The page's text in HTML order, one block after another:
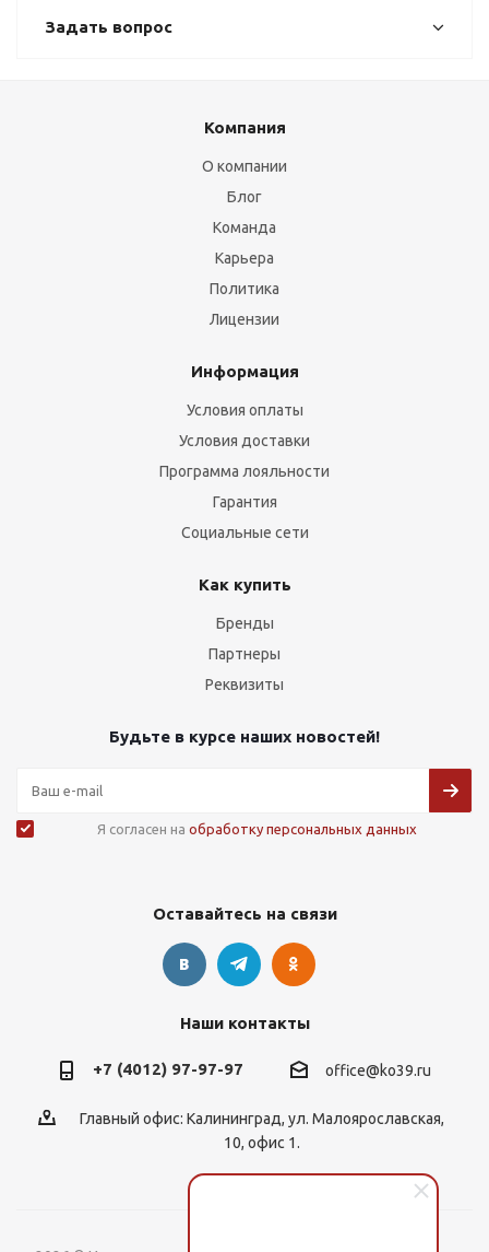
Задать вопрос
Компания
О компании
Блог
Команда
Карьера
Политика
Лицензии
Информация
Условия оплаты
Условия доставки
Программа лояльности
Гарантия
Социальные сети
Как купить
Бренды
Партнеры
Реквизиты
Будьте в курсе наших новостей!
Я согласен на обработку персональных данных
Оставайтесь на связи
Наши контакты
+7 (4012) 97-97-97 office@ko39.ru
Главный офис: Калининград, ул. Малоярославская,
10, офис 1.